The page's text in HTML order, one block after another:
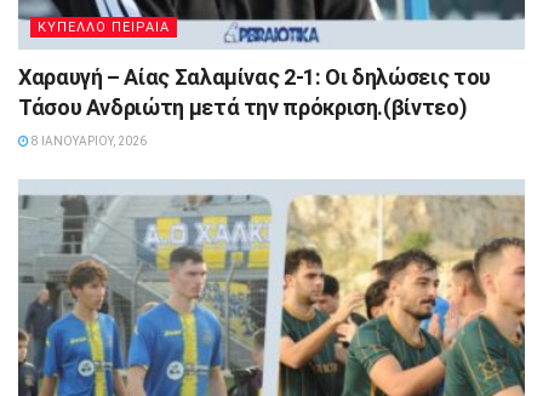
ΚΥΠΕΛΛΟ ΠΕΙΡΑΙΑ
Χαραυγή – Αίας Σαλαμίνας 2-1: Οι δηλώσεις του
Τάσου Ανδριώτη μετά την πρόκριση.(βίντεο)
8 ΙΑΝΟΥΑΡΊΟΥ, 2026